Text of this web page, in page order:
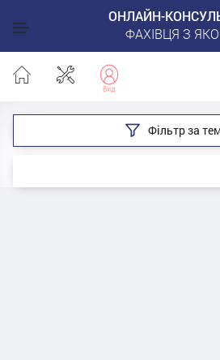
ОНЛАЙН-
ФАХІВЦЯ З
Фільтр за